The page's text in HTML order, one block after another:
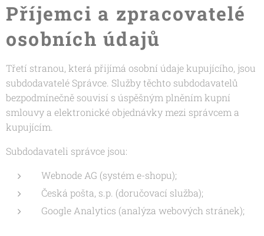
Příjemci a zpracovatelé
osobních údajů
Třetí stranou, která přijímá osobní údaje kupujícího, jsou
subdodavatelé Správce. Služby těchto subdodavatelů
bezpodmínečně souvisí s úspěšným plněním kupní
smlouvy a elektronické objednávky mezi správcem a
kupujícím.
Subdodavateli správce jsou:
Webnode AG (systém e-shopu);
Česká pošta, s.p. (doručovací služba);
Google Analytics (analýza webových stránek);